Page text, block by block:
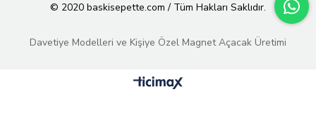
© 2020 baskisepette.com / Tüm Hakları Saklıdır.
Davetiye Modelleri ve Kişiye Özel Magnet Açacak Üretimi